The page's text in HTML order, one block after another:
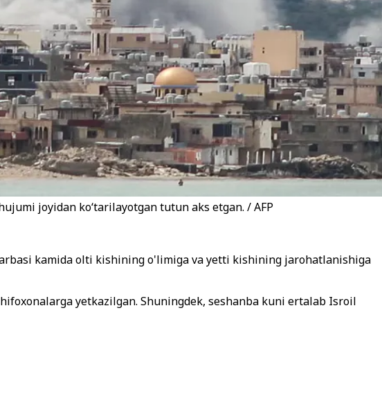
joyidan ko‘tarilayotgan tutun aks etgan. / AFP
kamida olti kishining o'limiga va yetti kishining jarohatlanishiga
yetkazilgan. Shuningdek, seshanba kuni ertalab Isroil